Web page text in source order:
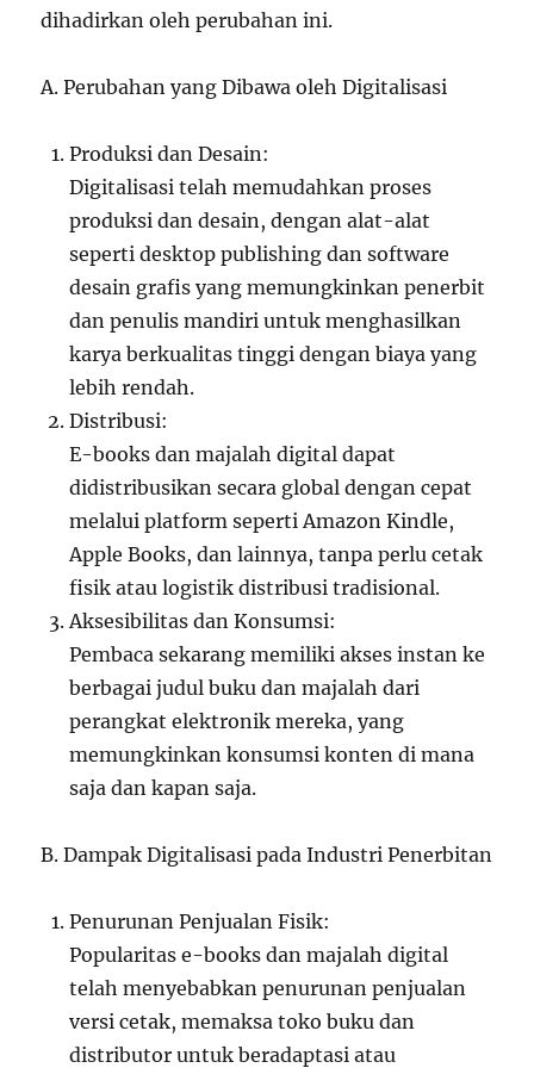
dihadirkan oleh perubahan ini.
A. Perubahan yang Dibawa oleh Digitalisasi
Produksi dan Desain:
Digitalisasi telah memudahkan proses
produksi dan desain, dengan alat-alat
seperti desktop publishing dan software
desain grafis yang memungkinkan penerbit
dan penulis mandiri untuk menghasilkan
karya berkualitas tinggi dengan biaya yang
lebih rendah.
Distribusi:
E-books dan majalah digital dapat
didistribusikan secara global dengan cepat
melalui platform seperti Amazon Kindle,
Apple Books, dan lainnya, tanpa perlu cetak
fisik atau logistik distribusi tradisional.
Aksesibilitas dan Konsumsi:
Pembaca sekarang memiliki akses instan ke
berbagai judul buku dan majalah dari
perangkat elektronik mereka, yang
memungkinkan konsumsi konten di mana
saja dan kapan saja.
B. Dampak Digitalisasi pada Industri Penerbitan
Penurunan Penjualan Fisik:
Popularitas e-books dan majalah digital
telah menyebabkan penurunan penjualan
versi cetak, memaksa toko buku dan
distributor untuk beradaptasi atau